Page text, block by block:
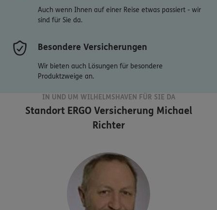
Auch wenn Ihnen auf einer Reise etwas passiert - wir
sind für Sie da.
Besondere Versicherungen
Wir bieten auch Lösungen für besondere
Produktzweige an.
IN UND UM WILHELMSHAVEN FÜR SIE DA
StandortERGO Versicherung Michael
Richter